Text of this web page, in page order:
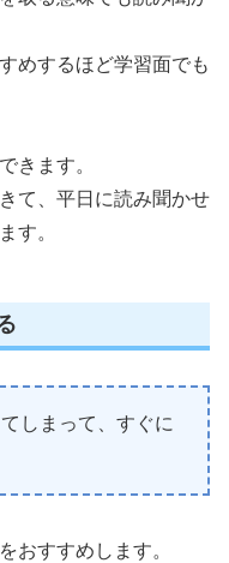
めするほど学習面でも
きます。
て、平日に読み聞かせ
す。
しまって、すぐに
おすすめします。